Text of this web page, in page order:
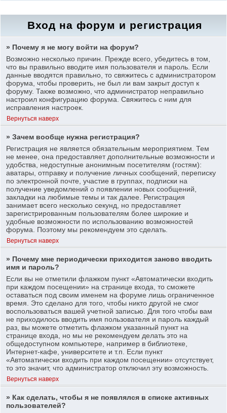
Вход на форум и регистрация
» Почему я не могу войти на форум?
Возможно несколько причин. Прежде всего, убедитесь в том,
что вы правильно вводите имя пользователя и пароль. Если
данные вводятся правильно, то свяжитесь с администратором
форума, чтобы проверить, не был ли вам закрыт доступ к
форуму. Также возможно, что администратор неправильно
настроил конфигурацию форума. Свяжитесь с ним для
исправления настроек.
Вернуться наверх
» Зачем вообще нужна регистрация?
Регистрация не является обязательным мероприятием. Тем
не менее, она предоставляет дополнительные возможности и
удобства, недоступные анонимным посетителям (гостям):
аватары, отправку и получение личных сообщений, переписку
по электронной почте, участие в группах, подписки на
получение уведомлений о появлении новых сообщений,
закладки на любимые темы и так далее. Регистрация
занимает всего несколько секунд, но предоставляет
зарегистрированным пользователям более широкие и
удобные возможности по использованию возможностей
форума. Поэтому мы рекомендуем это сделать.
Вернуться наверх
» Почему мне периодически приходится заново вводить
имя и пароль?
Если вы не отметили флажком пункт «Автоматически входить
при каждом посещении» на странице входа, то сможете
оставаться под своим именем на форуме лишь ограниченное
время. Это сделано для того, чтобы никто другой не смог
воспользоваться вашей учетной записью. Для того чтобы вам
не приходилось вводить имя пользователя и пароль каждый
раз, вы можете отметить флажком указанный пункт на
странице входа, но мы не рекомендуем делать это на
общедоступном компьютере, например в библиотеке,
Интернет-кафе, университете и т.п. Если пункт
«Автоматически входить при каждом посещении» отсутствует,
то это значит, что администратор отключил эту возможность.
Вернуться наверх
» Как сделать, чтобы я не появлялся в списке активных
пользователей?